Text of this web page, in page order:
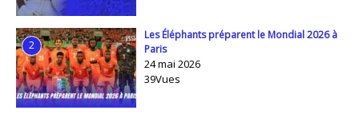
2
Les Éléphants préparent le Mondial 2026 à
Paris
24 mai 2026
39Vues